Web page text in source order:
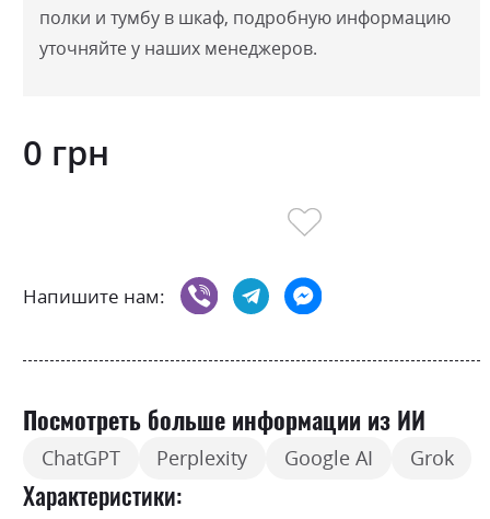
полки и тумбу в шкаф, подробную информацию
уточняйте у наших менеджеров.
0 грн
Напишите нам:
Посмотреть больше информации из ИИ
ChatGPT Perplexity Google AI Grok
Характеристики